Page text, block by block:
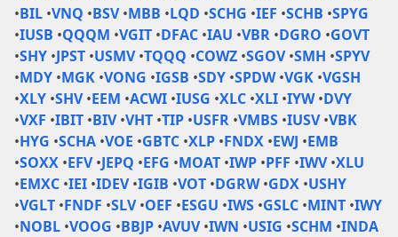
•BIL •VNQ •BSV •MBB •LQD •SCHG •IEF •SCHB •SPYG
•IUSB •QQQM •VGIT •DFAC •IAU •VBR •DGRO •GOVT
•SHY •JPST •USMV •TQQQ •COWZ •SGOV •SMH •SPYV
•MDY •MGK •VONG •IGSB •SDY •SPDW •VGK •VGSH
•XLY •SHV •EEM •ACWI •IUSG •XLC •XLI •IYW •DVY
•VXF •IBIT •BIV •VHT •TIP •USFR •VMBS •IUSV •VBK
•HYG •SCHA •VOE •GBTC •XLP •FNDX •EWJ •EMB
•SOXX •EFV •JEPQ •EFG •MOAT •IWP •PFF •IWV •XLU
•EMXC •IEI •IDEV •IGIB •VOT •DGRW •GDX •USHY
•VGLT •FNDF •SLV •OEF •ESGU •IWS •GSLC •MINT •IWY
•NOBL •VOOG •BBJP •AVUV •IWN •USIG •SCHM •INDA